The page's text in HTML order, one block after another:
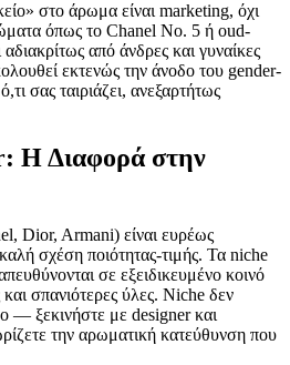
στο άρωμα είναι marketing, όχι
όπως το Chanel No. 5 ή oud-
από άνδρες και γυναίκες
εκτενώς την άνοδο του gender-
σας ταιριάζει, ανεξαρτήτως
Η Διαφορά στην
Dior, Armani) είναι ευρέως
σχέση ποιότητας-τιμής. Τα niche
σε εξειδικευμένο κοινό
σπανιότερες ύλες. Niche δεν
— ξεκινήστε με designer και
την αρωματική κατεύθυνση που